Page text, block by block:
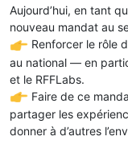
Aujourd’hui, en tant
nouveau mandat au
Renforcer le rôle
au national — en
et le RFFLabs.
Faire de ce
partager les
donner à d’autres